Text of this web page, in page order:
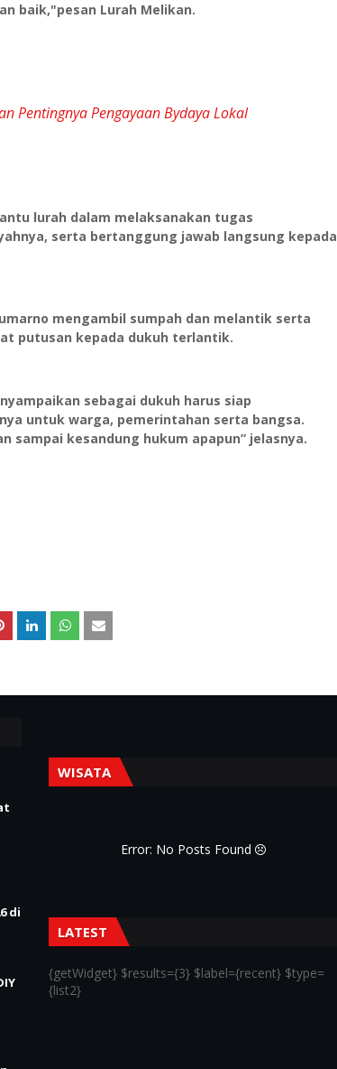
baik,"pesan Lurah Melikan.
Pentingnya Pengayaan Bydaya Lokal
lurah dalam melaksanakan tugas
serta bertanggung jawab langsung kepada
mengambil sumpah dan melantik serta
putusan kepada dukuh terlantik.
sebagai dukuh harus siap
untuk warga, pemerintahan serta bangsa.
sampai kesandung hukum apapun” jelasnya.
di
WISATA
Error: No Posts Found
LATEST
{getWidget} $results={3} $label={recent} $type=
{list2}